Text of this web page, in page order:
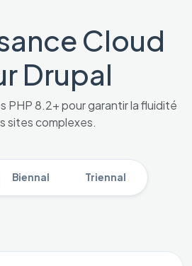
Cloud
Drupal
PHP 8.2+ pour garantir la fluidité
sites complexes.
Biennal Triennal